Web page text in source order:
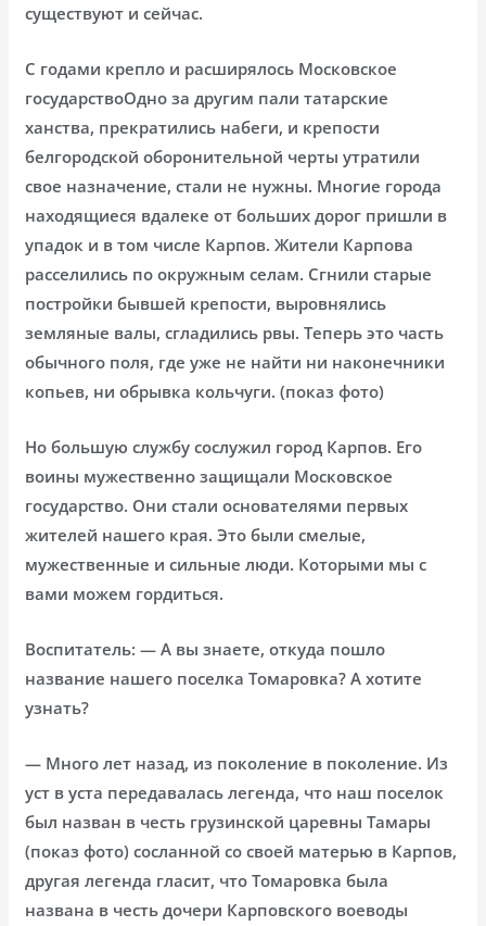
существуют и сейчас.
С годами крепло и расширялось Московское
государствоОдно за другим пали татарские
ханства, прекратились набеги, и крепости
белгородской оборонительной черты утратили
свое назначение, стали не нужны. Многие города
находящиеся вдалеке от больших дорог пришли в
упадок и в том числе Карпов. Жители Карпова
расселились по окружным селам. Сгнили старые
постройки бывшей крепости, выровнялись
земляные валы, сгладились рвы. Теперь это часть
обычного поля, где уже не найти ни наконечники
копьев, ни обрывка кольчуги. (показ фото)
Но большую службу сослужил город Карпов. Его
воины мужественно защищали Московское
государство. Они стали основателями первых
жителей нашего края. Это были смелые,
мужественные и сильные люди. Которыми мы с
вами можем гордиться.
Воспитатель: — А вы знаете, откуда пошло
название нашего поселка Томаровка? А хотите
узнать?
— Много лет назад, из поколение в поколение. Из
уст в уста передавалась легенда, что наш поселок
был назван в честь грузинской царевны Тамары
(показ фото) сосланной со своей матерью в Карпов,
другая легенда гласит, что Томаровка была
названа в честь дочери Карповского воеводы